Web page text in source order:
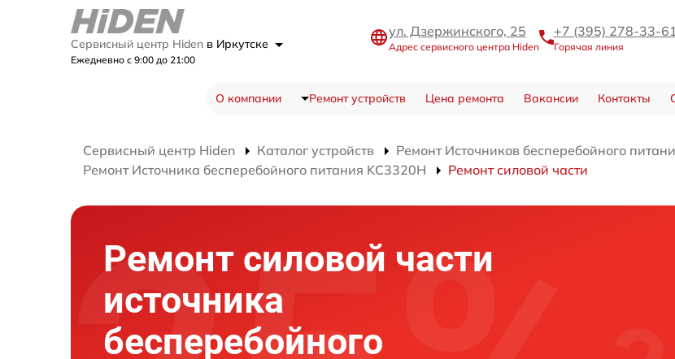
Сервисный центр Hiden в Иркутске
Ежедневно с 9:00 до 21:00
ул. Дзержинского, 25
Адрес сервисного центра Hiden
+7 (395) 278-33-
Горячая линия
О компании Ремонт устройств Цена ремонта Вакансии Контакты
Сервисный центр Hiden Каталог устройств
Ремонт Источников бесперебойного
Ремонт Источника бесперебойного питания KC3320H
Ремонт силовой части
Ремонт силовой части
источника
бесперебойного